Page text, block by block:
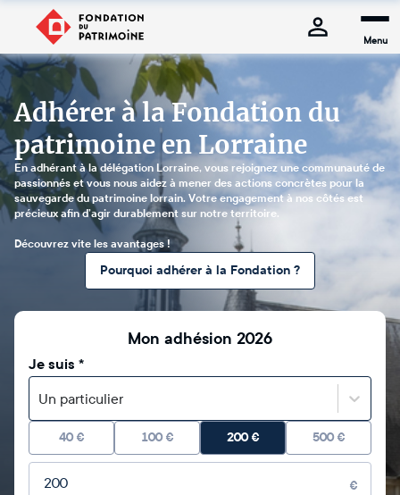
Menu
Adhérer à la Fondation du
patrimoine en Lorraine
En adhérant à la délégation Lorraine, vous rejoignez une communauté de
passionnés et vous nous aidez à mener des actions concrètes pour la
sauvegarde du patrimoine lorrain. Votre engagement à nos côtés est
précieux afin d’agir durablement sur notre territoire.
Découvrez vite les avantages !
Pourquoi adhérer à la Fondation ?
Mon adhésion 2026
Je suis *
Un particulier
40 € 100 € 200€ 500 €
Montant libre
€